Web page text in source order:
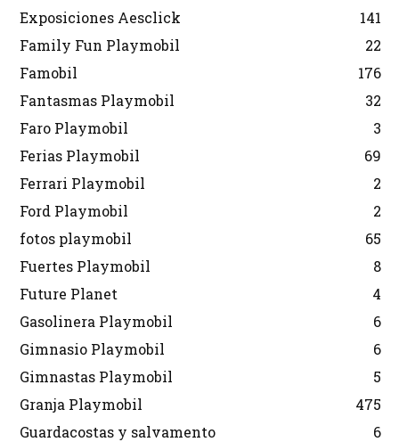
Exposiciones Aesclick
141
Family Fun Playmobil
22
Famobil
176
Fantasmas Playmobil
32
Faro Playmobil
3
Ferias Playmobil
69
Ferrari Playmobil
2
Ford Playmobil
2
fotos playmobil
65
Fuertes Playmobil
8
Future Planet
4
Gasolinera Playmobil
6
Gimnasio Playmobil
6
Gimnastas Playmobil
5
Granja Playmobil
475
Guardacostas y salvamento
6